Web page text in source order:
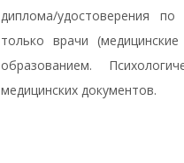
диплома/удостоверения
только врачи
образованием.
медицинских документов.